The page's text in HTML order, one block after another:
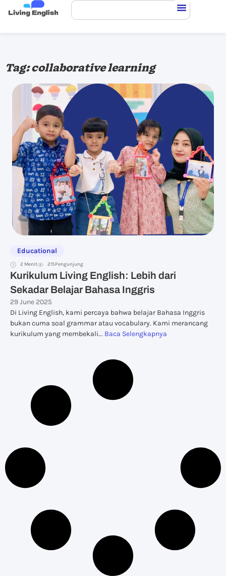
Tag: collaborative learning
Educational
2 Menit 215Pengunjung
Kurikulum Living English: Lebih dari
Sekadar Belajar Bahasa Inggris
29 June 2025
Di Living English, kami percaya bahwa belajar Bahasa Inggris
bukan cuma soal grammar atau vocabulary. Kami merancang
kurikulum yang membekali... Baca Selengkapnya